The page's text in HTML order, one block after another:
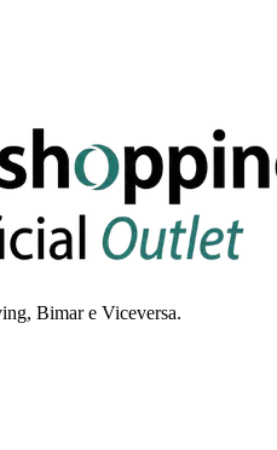
Bimar e Viceversa.